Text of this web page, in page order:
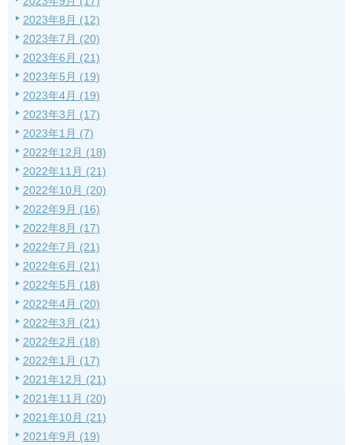
2023年8月 (12)
2023年7月 (20)
2023年6月 (21)
2023年5月 (19)
2023年4月 (19)
2023年3月 (17)
2023年1月 (7)
2022年12月 (18)
2022年11月 (21)
2022年10月 (20)
2022年9月 (16)
2022年8月 (17)
2022年7月 (21)
2022年6月 (21)
2022年5月 (18)
2022年4月 (20)
2022年3月 (21)
2022年2月 (18)
2022年1月 (17)
2021年12月 (21)
2021年11月 (20)
2021年10月 (21)
2021年9月 (19)